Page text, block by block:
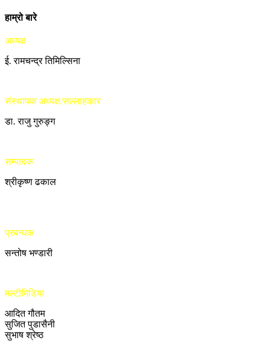
हाम्रो बारे
अध्यक्ष
ई. रामचन्द्र तिमिल्सिना
संस्थापक अध्यक्ष/सल्लाहकार
डा. राजु गुरुङ्ग
सम्पादक
श्रीकृष्ण ढकाल
प्रबन्धक
सन्तोष भण्डारी
मल्टीमिडिया
आदित गौतम
सुजित पुडासैनी
सुभाष श्रेष्ठ